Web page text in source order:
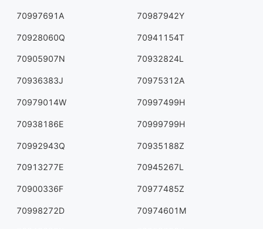
70997691A 70987942Y
70928060Q 70941154T
70905907N 70932824L
70936383J 70975312A
70979014W 70997499H
70938186E 70999799H
70992943Q 70935188Z
70913277E 70945267L
70900336F 70977485Z
70998272D 70974601M